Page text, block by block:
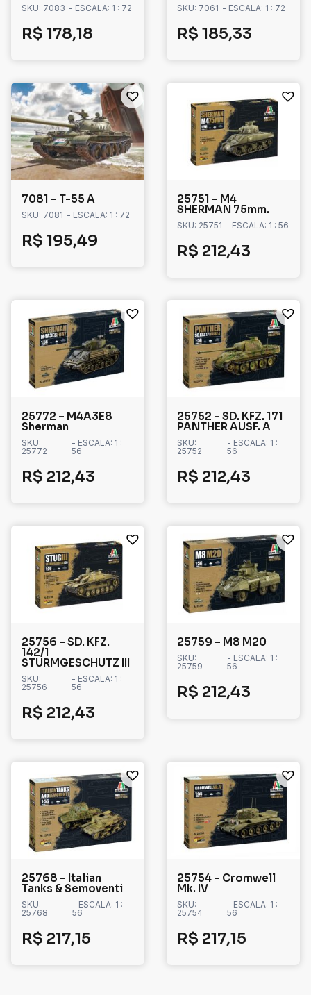
SKU: 7083 - ESCALA: 1 : 72
R$ 178,18
SKU: 7061 - ESCALA: 1 : 72
R$ 185,33
7081 – T-55 A
SKU: 7081 - ESCALA: 1 : 72
R$ 195,49
25751 – M4
SHERMAN 75mm.
SKU: 25751 - ESCALA: 1 : 56
R$ 212,43
25772 – M4A3E8
Sherman
SKU:
25772
- ESCALA: 1 :
56
R$ 212,43
25752 – SD. KFZ. 171
PANTHER AUSF. A
SKU:
25752
- ESCALA: 1 :
56
R$ 212,43
25756 – SD. KFZ.
142/1
STURMGESCHUTZ III
SKU:
25756
- ESCALA: 1 :
56
R$ 212,43
25759 – M8 M20
SKU:
25759
- ESCALA: 1 :
56
R$ 212,43
25768 – Italian
Tanks & Semoventi
SKU:
25768
- ESCALA: 1 :
56
R$ 217,15
25754 – Cromwell
Mk. IV
SKU:
25754
- ESCALA: 1 :
56
R$ 217,15